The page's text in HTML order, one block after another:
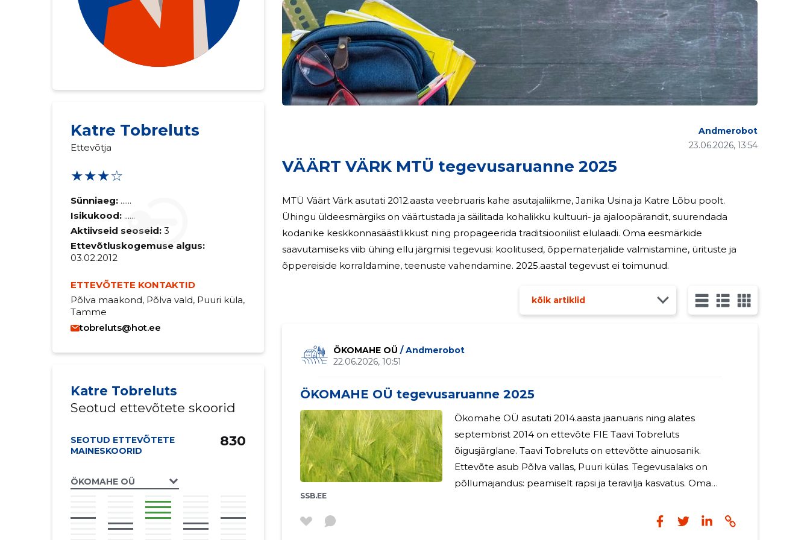
Katre Tobreluts
Ettevõtja
★★★☆
Sünniaeg: ......
Isikukood: ......
Aktiivseid seoseid: 3
Ettevõtluskogemuse algus:
03.02.2012
ETTEVÕTETE KONTAKTID
Põlva maakond, Põlva vald, Puuri küla,
Tamme
tobreluts@hot.ee
Katre Tobreluts
Seotud ettevõtete skoorid
SEOTUD ETTEVÕTETE
MAINESKOORID
ÖKOMAHE OÜ
830
VÄÄRT VÄRK MTÜ tegevusaruanne 2025
23.06.2026, 13:54
Andmerobot
MTÜ Väärt Värk asutati 2012.aasta veebruaris kahe asutajaliikme, Janika Usina ja Katre Lõbu poolt.
Ühingu üldeesmärgiks on väärtustada ja säilitada kohalikku kultuuri- ja ajaloopärandit, suurendada
kodanike keskkonnasäästlikkust ning propageerida traditsioonilist elulaadi. Oma eesmärkide
saavutamiseks viib ühing ellu järgmisi tegevusi: koolitused, õppematerjalide valmistamine, ürituste ja
õppereiside korraldamine, teenuste vahendamine. 2025.aastal tegevust ei toimunud.
kõik artiklid
ÖKOMAHE OÜ / Andmerobot
22.06.2026, 10:51
ÖKOMAHE OÜ tegevusaruanne 2025
SSB.EE
Ökomahe OÜ asutati 2014.aasta jaanuaris ning alates
septembrist 2014 on ettevõte FIE Taavi Tobreluts
õigusjärglane. Taavi Tobreluts on ettevõtte ainuosanik.
Ettevõte asub Põlva vallas, Puuri külas. Tegevusalaks on
põllumajandus: peamiselt rapsi ja teravilja kasvatus. Oma